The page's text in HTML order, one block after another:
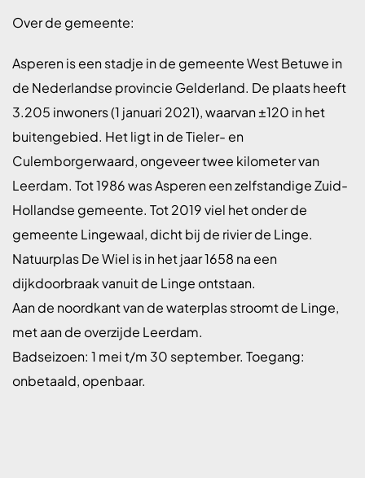
Over de gemeente:
Asperen is een stadje in de gemeente West Betuwe in
de Nederlandse provincie Gelderland. De plaats heeft
3.205 inwoners (1 januari 2021), waarvan ±120 in het
buitengebied. Het ligt in de Tieler- en
Culemborgerwaard, ongeveer twee kilometer van
Leerdam. Tot 1986 was Asperen een zelfstandige Zuid-
Hollandse gemeente. Tot 2019 viel het onder de
gemeente Lingewaal, dicht bij de rivier de Linge.
Natuurplas De Wiel is in het jaar 1658 na een
dijkdoorbraak vanuit de Linge ontstaan.
Aan de noordkant van de waterplas stroomt de Linge,
met aan de overzijde Leerdam.
Badseizoen: 1 mei t/m 30 september. Toegang:
onbetaald, openbaar.